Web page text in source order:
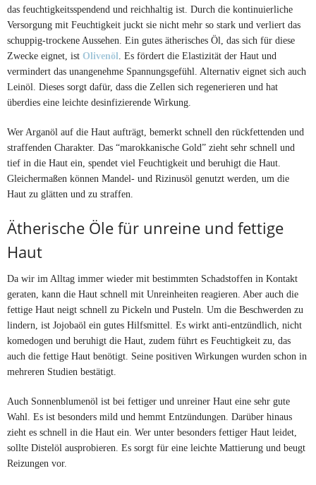
das feuchtigkeitsspendend und reichhaltig ist. Durch die kontinuierliche
Versorgung mit Feuchtigkeit juckt sie nicht mehr so stark und verliert das
schuppig-trockene Aussehen. Ein gutes ätherisches Öl, das sich für diese
Zwecke eignet, ist Olivenöl . Es fördert die Elastizität der Haut und
vermindert das unangenehme Spannungsgefühl. Alternativ eignet sich auch
Leinöl. Dieses sorgt dafür, dass die Zellen sich regenerieren und hat
überdies eine leichte desinfizierende Wirkung.
Wer Arganöl auf die Haut aufträgt, bemerkt schnell den rückfettenden und
straffenden Charakter. Das “marokkanische Gold” zieht sehr schnell und
tief in die Haut ein, spendet viel Feuchtigkeit und beruhigt die Haut.
Gleichermaßen können Mandel- und Rizinusöl genutzt werden, um die
Haut zu glätten und zu straffen.
Ätherische Öle für unreine und fettige
Haut
Da wir im Alltag immer wieder mit bestimmten Schadstoffen in Kontakt
geraten, kann die Haut schnell mit Unreinheiten reagieren. Aber auch die
fettige Haut neigt schnell zu Pickeln und Pusteln. Um die Beschwerden zu
lindern, ist Jojobaöl ein gutes Hilfsmittel. Es wirkt anti-entzündlich, nicht
komedogen und beruhigt die Haut, zudem führt es Feuchtigkeit zu, das
auch die fettige Haut benötigt. Seine positiven Wirkungen wurden schon in
mehreren Studien bestätigt.
Auch Sonnenblumenöl ist bei fettiger und unreiner Haut eine sehr gute
Wahl. Es ist besonders mild und hemmt Entzündungen. Darüber hinaus
zieht es schnell in die Haut ein. Wer unter besonders fettiger Haut leidet,
sollte Distelöl ausprobieren. Es sorgt für eine leichte Mattierung und beugt
Reizungen vor.